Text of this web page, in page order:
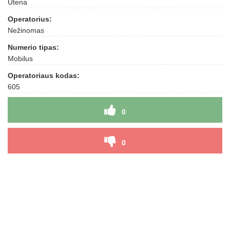
Utena
Operatorius:
Nežinomas
Numerio tipas:
Mobilus
Operatoriaus kodas:
605
0
0